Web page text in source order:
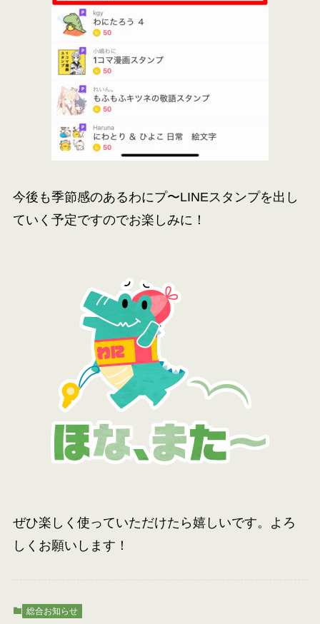
今後も季節感のあるわにプ〜LINEスタンプを出し
ていく予定ですのでお楽しみに！
ぜひ楽しく使っていただけたら嬉しいです。よろ
しくお願いします！
総合お知らせ